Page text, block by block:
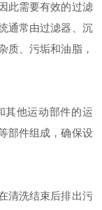
此需要有效的过滤
通常由过滤器、沉
质、污垢和油脂，
他运动部件的运
部件组成，确保设
清洗结束后排出污